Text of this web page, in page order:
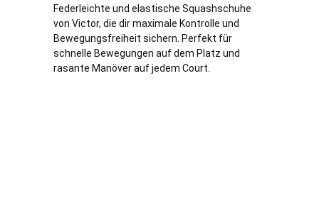
Federleichte und elastische Squashschuhe
von Victor, die dir maximale Kontrolle und
Bewegungsfreiheit sichern. Perfekt für
schnelle Bewegungen auf dem Platz und
rasante Manöver auf jedem Court.